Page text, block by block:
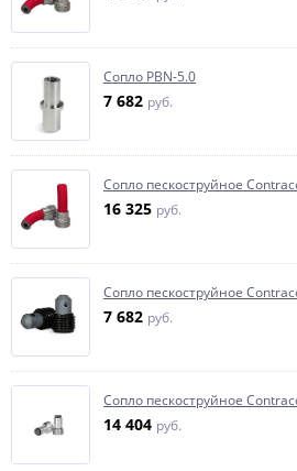
Сопло PBN-5.0
7 682 руб.
Сопло пескоструйное
16 325 руб.
Сопло пескоструйное
7 682 руб.
Сопло пескоструйное
14 404 руб.